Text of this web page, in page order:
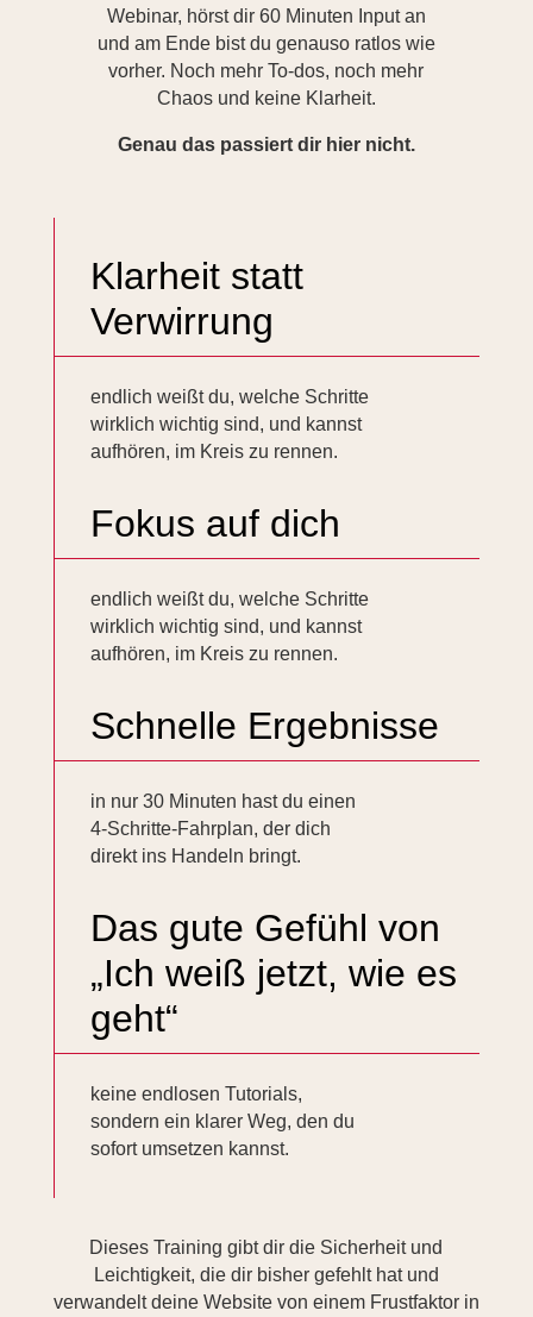
Webinar, hörst dir 60 Minuten Input an
und am Ende bist du genauso ratlos wie
vorher. Noch mehr To-dos, noch mehr
Chaos und keine Klarheit.
Genau das passiert dir hier nicht.
Klarheit statt
Verwirrung
endlich weißt du, welche Schritte
wirklich wichtig sind, und kannst
aufhören, im Kreis zu rennen.
Fokus auf dich
endlich weißt du, welche Schritte
wirklich wichtig sind, und kannst
aufhören, im Kreis zu rennen.
Schnelle Ergebnisse
in nur 30 Minuten hast du einen
4-Schritte-Fahrplan, der dich
direkt ins Handeln bringt.
Das gute Gefühl von
„Ich weiß jetzt, wie es
geht“
keine endlosen Tutorials,
sondern ein klarer Weg, den du
sofort umsetzen kannst.
Dieses Training gibt dir die Sicherheit und
Leichtigkeit, die dir bisher gefehlt hat und
verwandelt deine Website von einem Frustfaktor in